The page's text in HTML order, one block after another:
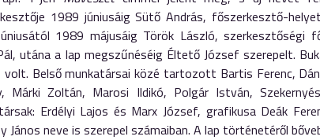
1989 júniusáig Sütő András, főszerkesztő-
1989 májusáig Török László, szerkesztőségi
utána a lap megszűnéséig Éltető József szerepelt.
volt. Belső munkatársai közé tartozott Bartis Ferenc,
Márki Zoltán, Marosi Ildikó, Polgár István,
Erdélyi Lajos és Marx József, grafikusa Deák
János neve is szerepel számaiban. A lap történetéről